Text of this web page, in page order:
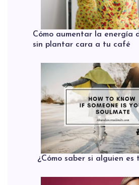
Cómo aumentar la energía
sin plantar cara a tu café
¿Cómo saber si alguien es